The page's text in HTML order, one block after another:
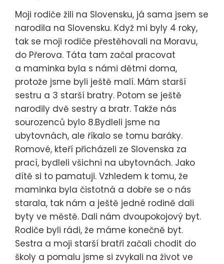
Moji rodiče žili na Slovensku, já sama jsem se
narodila na Slovensku. Když mi byly 4 roky,
tak se moji rodiče přestěhovali na Moravu,
do Přerova. Táta tam začal pracovat
a maminka byla s námi dětmi doma,
protože jsme byli ještě malí. Mám starší
sestru a 3 starší bratry. Potom se ještě
narodily dvě sestry a bratr. Takže nás
sourozenců bylo 8.Bydleli jsme na
ubytovnách, ale říkalo se tomu baráky.
Romové, kteří přicházeli ze Slovenska za
prací, bydleli všichni na ubytovnách. Jako
dítě si to pamatuji. Vzhledem k tomu, že
maminka byla čistotná a dobře se o nás
starala, tak nám a ještě jedné rodině dali
byty ve městě. Dali nám dvoupokojový byt.
Rodiče byli rádi, že máme konečně byt.
Sestra a moji starší bratři začali chodit do
školy a pomalu jsme si zvykali na život ve